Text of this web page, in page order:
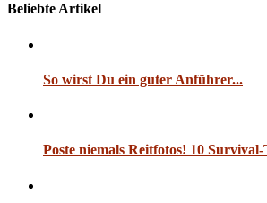
Beliebte Artikel
So wirst Du ein guter Anführer...
Poste niemals Reitfotos! 10